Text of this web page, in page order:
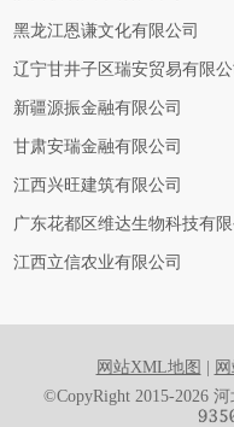
黑龙江恩谦文化有限公司
辽宁甘井子区瑞安贸易有限公
新疆源振金融有限公司
甘肃安瑞金融有限公司
江西兴旺建筑有限公司
广东花都区维达生物科技有限
江西立信农业有限公司
网站XML地图
©CopyRight 2015-2026